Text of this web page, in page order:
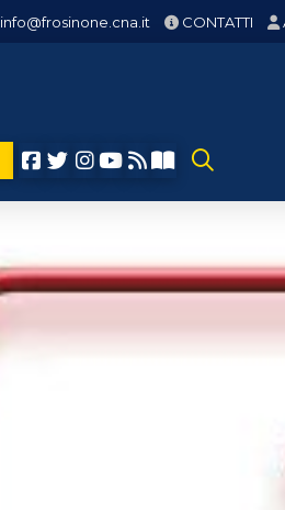
info@frosinone.cna.it CONTATTI